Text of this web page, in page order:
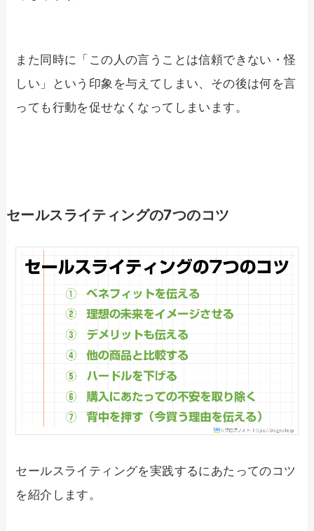
また同時に「この人の言うことは信頼できない・怪
しい」という印象を与えてしまい、その後は何を言
っても行動を促せなくなってしまいます。
セールスライティングの7つのコツ
セールスライティングを実践するにあたってのコツ
を紹介します。